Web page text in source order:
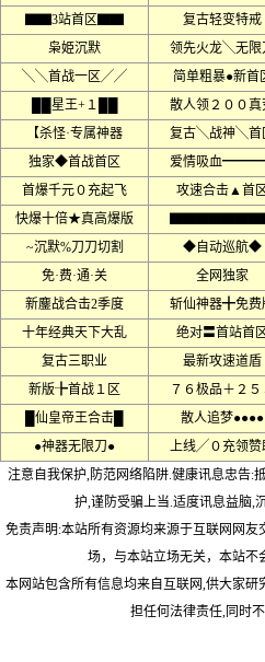
▇▇3站首区▇▇
复古轻变特戒
枭姫沉默
领先火龙╲无限
╲╲首战一区╱╱
简单粗暴●新首
██星王+１██
散人领２００真
【杀怪·专属神器
复古╲战神╲首
独家◆首战首区
爱情吸血
首爆千元０充起飞
攻速合击▲首区
快爆十倍★真高爆版
~沉默%刀刀切割
◆自动巡航◆
免·费·通·关
全网独家
新鏖战合击2季度
斩仙神器╋免费
十年经典天下大乱
绝对〓首站首区
复古三职业
最新攻速道盾
新版╊首战１区
７６极品＋２５
█仙皇帝王合击█
散人追梦●●●●
●神器无限刀●
上线╱０充领赞
注意自我保护,防范网络陷阱.健康讯息忠告:
护,谨防受骗上当.适度讯息益脑,
免责声明:本站所有资源均来源于互联网网
场，与本站立场无关，本站不
本网站包含所有信息均来自互联网,供大家
担任何法律责任,同时